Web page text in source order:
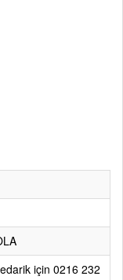
için 0216 232